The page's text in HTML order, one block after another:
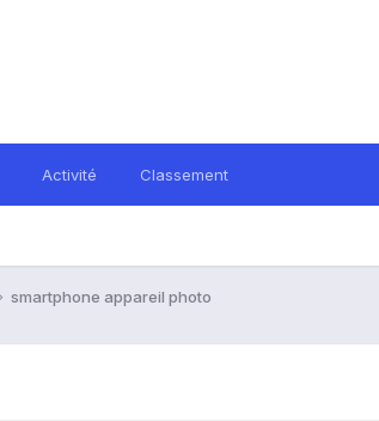
Activité Classement
smartphone appareil photo